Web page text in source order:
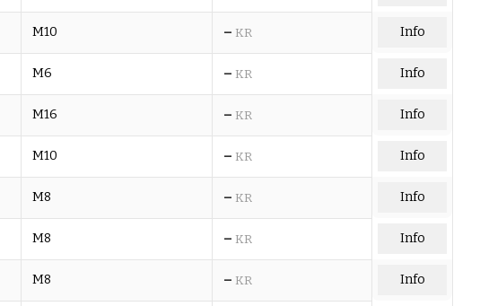
M10 – KR Info
M6 – KR Info
M16 – KR Info
M10 – KR Info
M8 – KR Info
M8 – KR Info
M8 – KR Info